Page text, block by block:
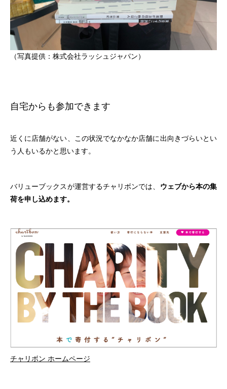
（写真提供：株式会社ラッシュジャパン）
自宅からも参加できます
近くに店舗がない、この状況でなかなか店舗に出向きづらいとい
う人もいるかと思います。
バリューブックスが運営するチャリボンでは、 ウェブから本の集
荷を申し込めます。
チャリボン ホームページ